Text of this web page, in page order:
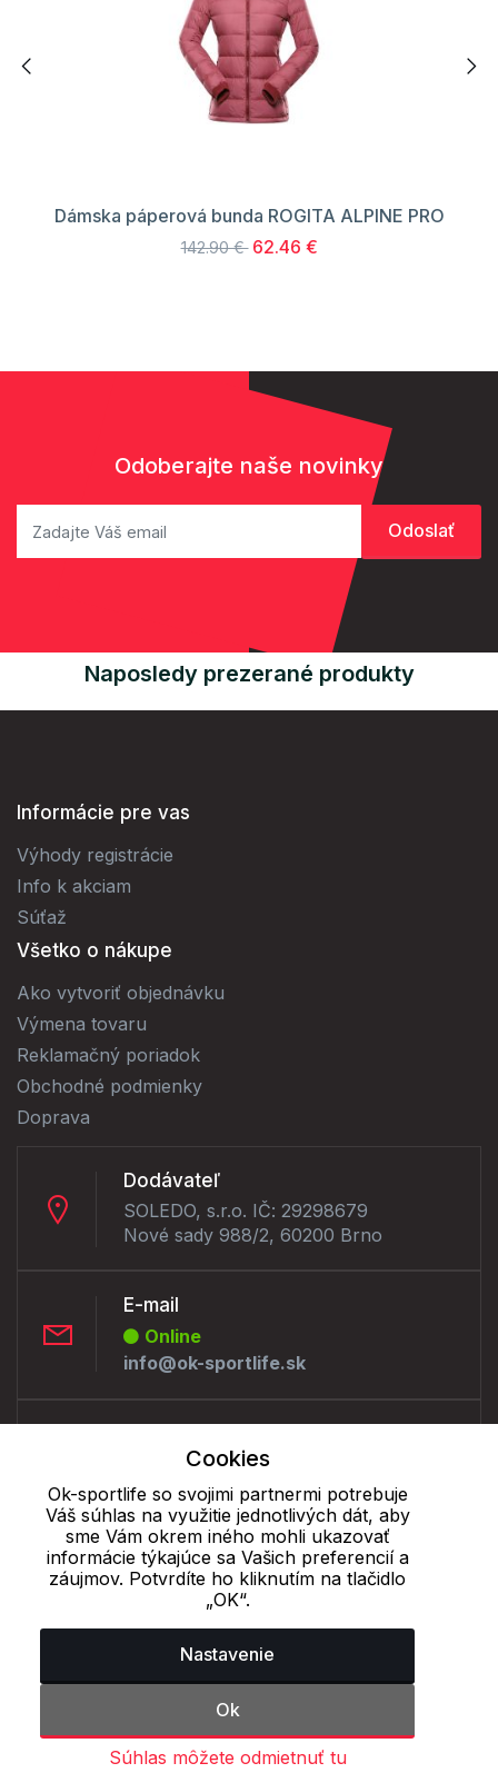
Dámska páperová bunda ROGITA ALPINE PRO
142.90 € 62.46 €
Odoberajte naše novinky
Naposledy prezerané produkty
Informácie pre vas
Výhody registrácie
Info k akciam
Súťaž
Všetko o nákupe
Ako vytvoriť objednávku
Výmena tovaru
Reklamačný poriadok
Obchodné podmienky
Doprava
Dodávateľ
SOLEDO, s.r.o. IČ: 29298679
Nové sady 988/2, 60200 Brno
E-mail
Online
info@ok-sportlife.sk
Offline
+421 277 270 090
Cookie - podrobné nastavenie| Ďalšie informácie|Spracovanie
osobných údajov
Cookies
Ok-sportlife so svojimi partnermi potrebuje
Váš súhlas na využitie jednotlivých dát, aby
sme Vám okrem iného mohli ukazovať
informácie týkajúce sa Vašich preferencií a
záujmov. Potvrdíte ho kliknutím na tlačidlo
„OK“.
Nastavenie
Ok
Súhlas môžete odmietnuť tu